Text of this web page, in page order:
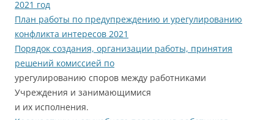
2021 год
План работы по предупреждению и урегулированию
конфликта интересов 2021
Порядок создания, организации работы, принятия
решений комиссией по
урегулированию споров между работниками
Учреждения и занимающимися
и их исполнения.